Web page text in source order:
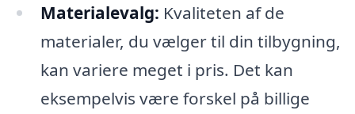
Materialevalg: Kvaliteten af de
materialer, du vælger til din tilbygning,
kan variere meget i pris. Det kan
eksempelvis være forskel på billige